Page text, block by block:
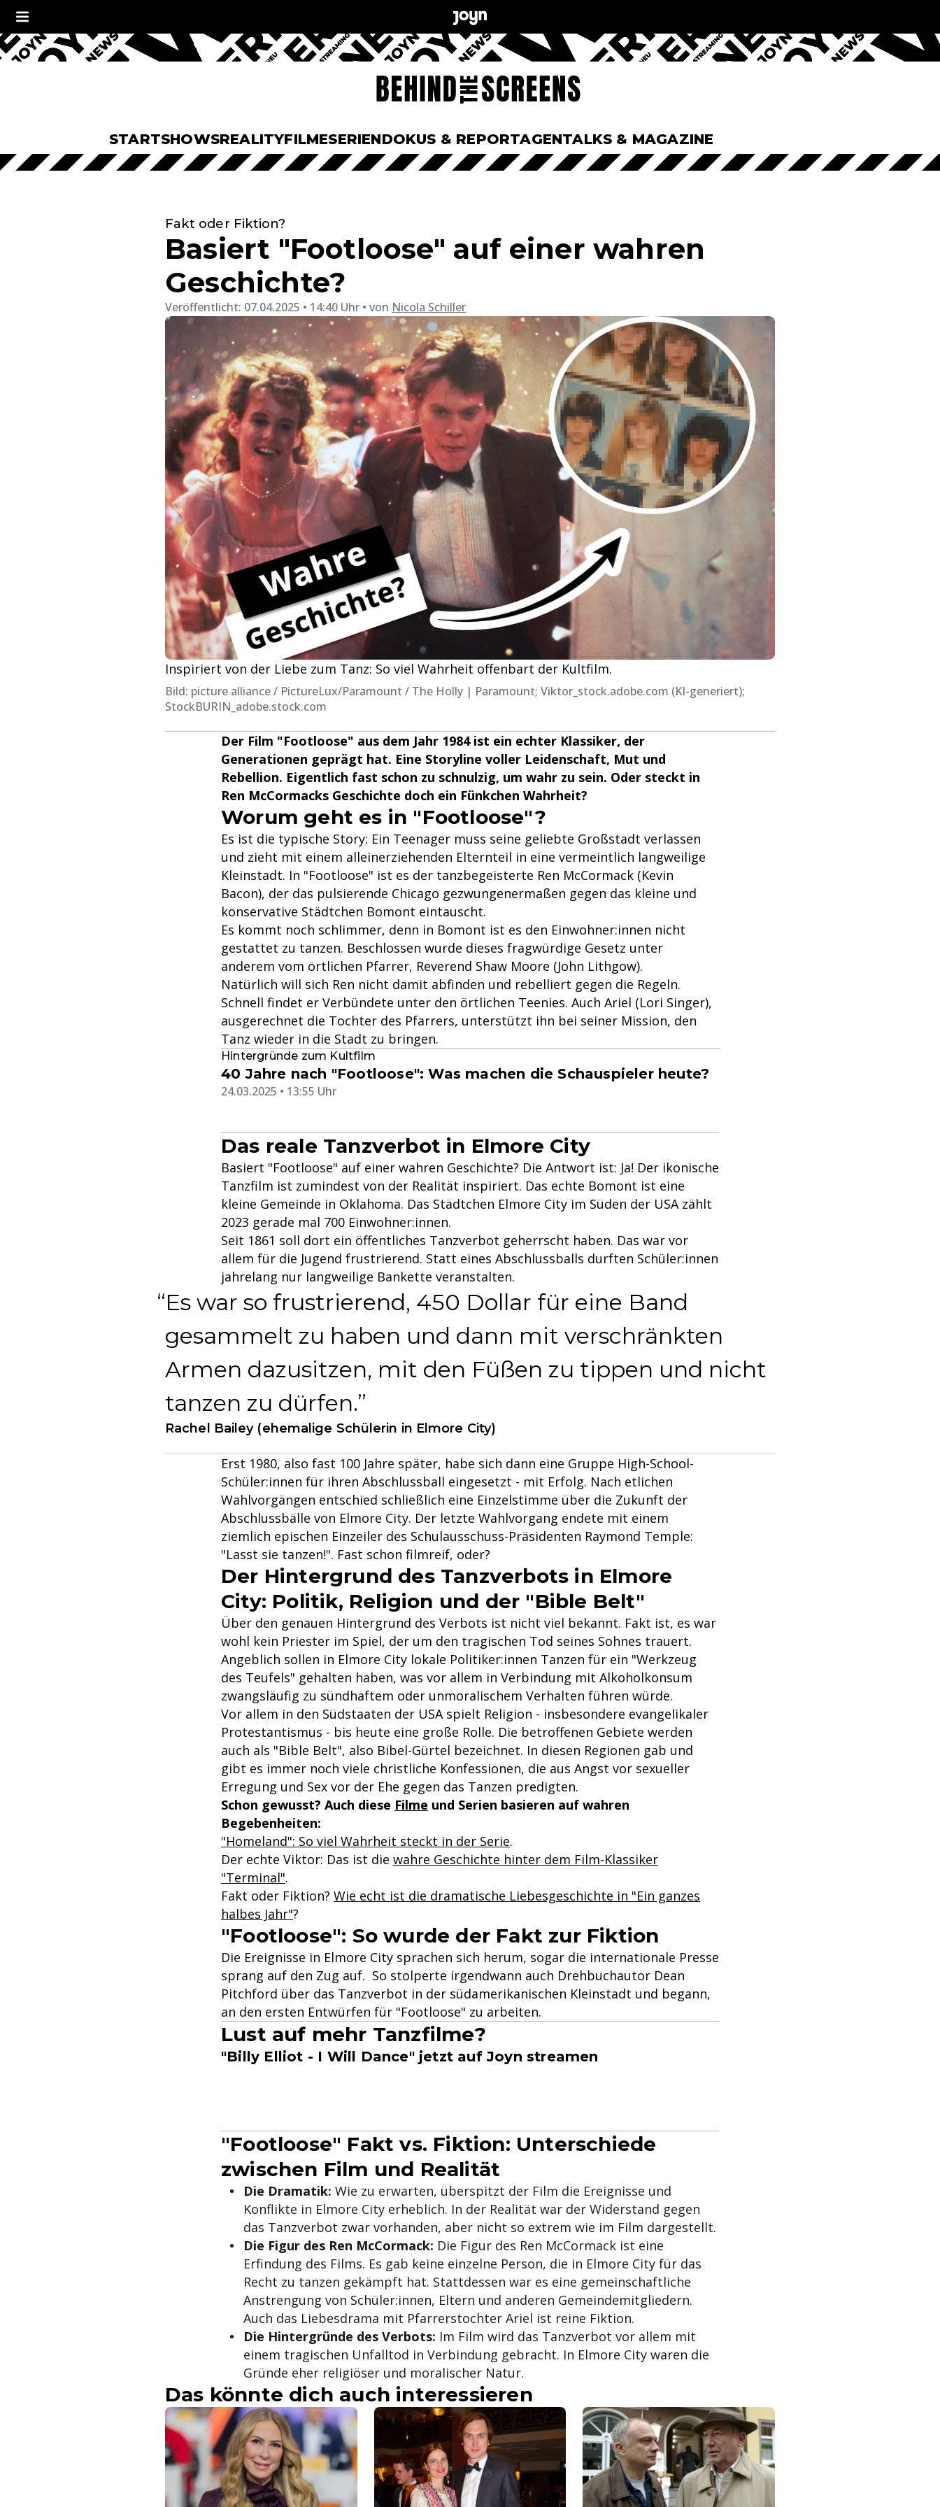
STARTSHOWSREALITYFILMESERIENDOKUS & REPORTAGENTALKS & MAGAZINE
Fakt oder Fiktion?
Basiert "Footloose" auf einer wahren
Geschichte?
Veröffentlicht: 07.04.2025 • 14:40 Uhr von Nicola Schiller
Inspiriert von der Liebe zum Tanz: So viel Wahrheit offenbart der Kultfilm.
Bild: picture alliance / PictureLux/Paramount / The Holly | Paramount; Viktor_stock.adobe.com (KI-generiert);
StockBURIN_adobe.stock.com
Der Film "Footloose" aus dem Jahr 1984 ist ein echter Klassiker, der
Generationen geprägt hat. Eine Storyline voller Leidenschaft, Mut und
Rebellion. Eigentlich fast schon zu schnulzig, um wahr zu sein. Oder steckt in
Ren McCormacks Geschichte doch ein Fünkchen Wahrheit?
Worum geht es in "Footloose"?
Es ist die typische Story: Ein Teenager muss seine geliebte Großstadt verlassen
und zieht mit einem alleinerziehenden Elternteil in eine vermeintlich langweilige
Kleinstadt. In "Footloose" ist es der tanzbegeisterte Ren McCormack (Kevin
Bacon), der das pulsierende Chicago gezwungenermaßen gegen das kleine und
konservative Städtchen Bomont eintauscht.
Es kommt noch schlimmer, denn in Bomont ist es den Einwohner:innen nicht
gestattet zu tanzen. Beschlossen wurde dieses fragwürdige Gesetz unter
anderem vom örtlichen Pfarrer, Reverend Shaw Moore (John Lithgow).
Natürlich will sich Ren nicht damit abfinden und rebelliert gegen die Regeln.
Schnell findet er Verbündete unter den örtlichen Teenies. Auch Ariel (Lori Singer),
ausgerechnet die Tochter des Pfarrers, unterstützt ihn bei seiner Mission, den
Tanz wieder in die Stadt zu bringen.
Hintergründe zum Kultfilm
40 Jahre nach "Footloose": Was machen die Schauspieler heute?
24.03.2025 • 13:55 Uhr
Das reale Tanzverbot in Elmore City
Basiert "Footloose" auf einer wahren Geschichte? Die Antwort ist: Ja! Der ikonische
Tanzfilm ist zumindest von der Realität inspiriert. Das echte Bomont ist eine
kleine Gemeinde in Oklahoma. Das Städtchen Elmore City im Süden der USA zählt
2023 gerade mal 700 Einwohner:innen.
Seit 1861 soll dort ein öffentliches Tanzverbot geherrscht haben. Das war vor
allem für die Jugend frustrierend. Statt eines Abschlussballs durften Schüler:innen
jahrelang nur langweilige Bankette veranstalten.
Es war so frustrierend, 450 Dollar für eine Band
gesammelt zu haben und dann mit verschränkten
Armen dazusitzen, mit den Füßen zu tippen und nicht
tanzen zu dürfen.
Rachel Bailey (ehemalige Schülerin in Elmore City)
Erst 1980, also fast 100 Jahre später, habe sich dann eine Gruppe High-School-
Schüler:innen für ihren Abschlussball eingesetzt - mit Erfolg. Nach etlichen
Wahlvorgängen entschied schließlich eine Einzelstimme über die Zukunft der
Abschlussbälle von Elmore City. Der letzte Wahlvorgang endete mit einem
ziemlich epischen Einzeiler des Schulausschuss-Präsidenten Raymond Temple:
"Lasst sie tanzen!". Fast schon filmreif, oder?
Der Hintergrund des Tanzverbots in Elmore
City: Politik, Religion und der "Bible Belt"
Über den genauen Hintergrund des Verbots ist nicht viel bekannt. Fakt ist, es war
wohl kein Priester im Spiel, der um den tragischen Tod seines Sohnes trauert.
Angeblich sollen in Elmore City lokale Politiker:innen Tanzen für ein "Werkzeug
des Teufels" gehalten haben, was vor allem in Verbindung mit Alkoholkonsum
zwangsläufig zu sündhaftem oder unmoralischem Verhalten führen würde.
Vor allem in den Südstaaten der USA spielt Religion - insbesondere evangelikaler
Protestantismus - bis heute eine große Rolle. Die betroffenen Gebiete werden
auch als "Bible Belt", also Bibel-Gürtel bezeichnet. In diesen Regionen gab und
gibt es immer noch viele christliche Konfessionen, die aus Angst vor sexueller
Erregung und Sex vor der Ehe gegen das Tanzen predigten.
Schon gewusst? Auch diese Filme und Serien basieren auf wahren
Begebenheiten:
"Homeland": So viel Wahrheit steckt in der Serie.
Der echte Viktor: Das ist die wahre Geschichte hinter dem Film-Klassiker
"Terminal".
Fakt oder Fiktion? Wie echt ist die dramatische Liebesgeschichte in "Ein ganzes
halbes Jahr"?
"Footloose": So wurde der Fakt zur Fiktion
Die Ereignisse in Elmore City sprachen sich herum, sogar die internationale Presse
sprang auf den Zug auf. So stolperte irgendwann auch Drehbuchautor Dean
Pitchford über das Tanzverbot in der südamerikanischen Kleinstadt und begann,
an den ersten Entwürfen für "Footloose" zu arbeiten.
Lust auf mehr Tanzfilme?
"Billy Elliot - I Will Dance" jetzt auf Joyn streamen
"Footloose" Fakt vs. Fiktion: Unterschiede
zwischen Film und Realität
Die Dramatik: Wie zu erwarten, überspitzt der Film die Ereignisse und
Konflikte in Elmore City erheblich. In der Realität war der Widerstand gegen
das Tanzverbot zwar vorhanden, aber nicht so extrem wie im Film dargestellt.
Die Figur des Ren McCormack: Die Figur des Ren McCormack ist eine
Erfindung des Films. Es gab keine einzelne Person, die in Elmore City für das
Recht zu tanzen gekämpft hat. Stattdessen war es eine gemeinschaftliche
Anstrengung von Schüler:innen, Eltern und anderen Gemeindemitgliedern.
Auch das Liebesdrama mit Pfarrerstochter Ariel ist reine Fiktion.
Die Hintergründe des Verbots: Im Film wird das Tanzverbot vor allem mit
einem tragischen Unfalltod in Verbindung gebracht. In Elmore City waren die
Gründe eher religiöser und moralischer Natur.
Das könnte dich auch interessieren